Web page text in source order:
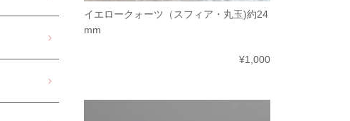
イエロークォーツ（スフィア・丸玉)約24
mm
¥1,000